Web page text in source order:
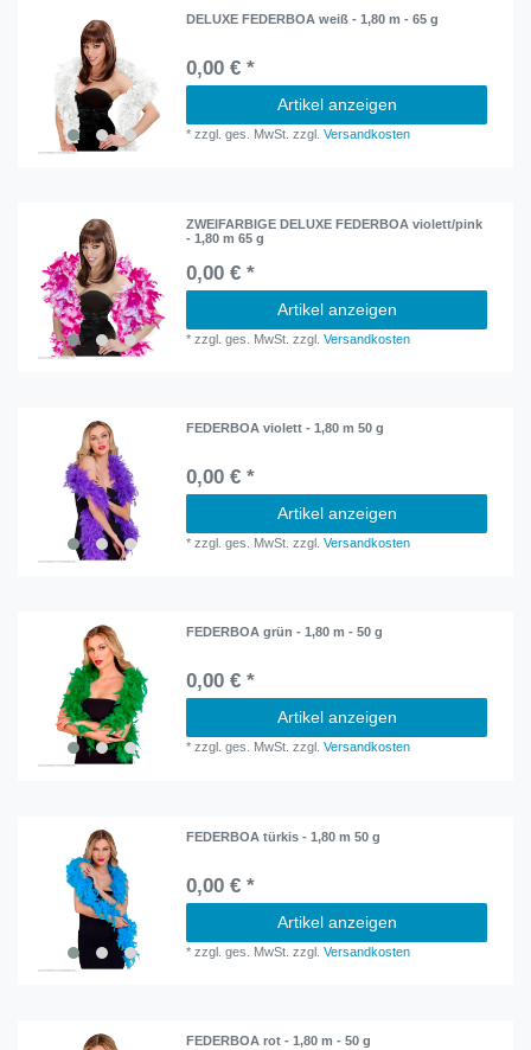
DELUXE FEDERBOA weiß - 1,80 m - 65 g
0,00 € *
Artikel anzeigen
*zzgl. ges. MwSt. zzgl.Versandkosten
ZWEIFARBIGE DELUXE FEDERBOA violett/pink
- 1,80 m 65 g
0,00 € *
Artikel anzeigen
*zzgl. ges. MwSt. zzgl.Versandkosten
FEDERBOA violett - 1,80 m 50 g
0,00 € *
Artikel anzeigen
*zzgl. ges. MwSt. zzgl.Versandkosten
FEDERBOA grün - 1,80 m - 50 g
0,00 € *
Artikel anzeigen
*zzgl. ges. MwSt. zzgl.Versandkosten
FEDERBOA türkis - 1,80 m 50 g
0,00 € *
Artikel anzeigen
*zzgl. ges. MwSt. zzgl.Versandkosten
FEDERBOA rot - 1,80 m - 50 g